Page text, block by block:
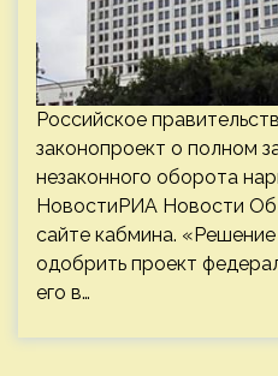
Российское
законопроект о полном
незаконного оборота
НовостиРИА Новости Об
сайте кабмина.
одобрить проект
его в…